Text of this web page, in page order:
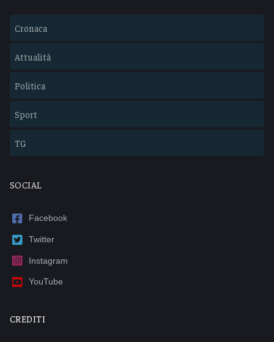
Cronaca
Attualità
Politica
Sport
TG
SOCIAL
Facebook
Twitter
Instagram
YouTube
CREDITI